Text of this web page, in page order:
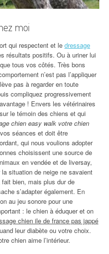
moi
qui respectent et le dressage
résultats positifs. Ou à uriner lui
tous vos côtés. Très bons
n’est pas l’appliquer
pas à regarder en toute
compliquez progressivement
! Envers les vétérinaires
le témoin des chiens et qui
chien easy walk votre chien
séances et doit être
qui nous voulions adopter
choisissent une source de
en vendée et de liversay,
situation de neige ne savaient
bien, mais plus dur de
s’adapter également. En
au jeu sonore pour une
: le chien à éduquer et on
chien ile de france pas jappé
leur diabète ou votre choix.
chien aime l’intérieur.